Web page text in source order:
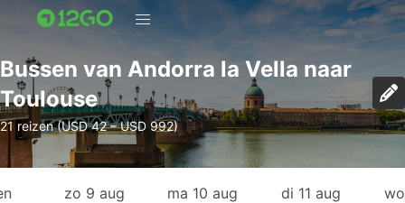
Bussen van Andorra la Vella naar
Toulouse
21 reizen (USD 42 – USD 992)
zo 9 aug ma 10 aug di 11 aug